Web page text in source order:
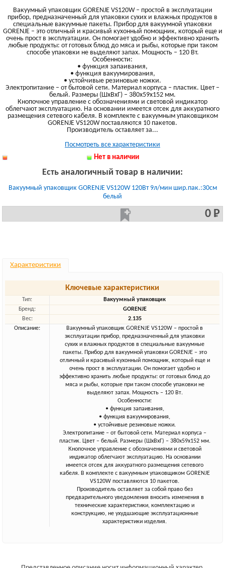
Вакуумный упаковщик GORENJE VS120W – простой в эксплуатации
прибор, предназначенный для упаковки сухих и влажных продуктов в
специальные вакуумные пакеты. Прибор для вакуумной упаковки
GORENJE – это отличный и красивый кухонный помощник, который еще и
очень прост в эксплуатации. Он помогает удобно и эффективно хранить
любые продукты: от готовых блюд до мяса и рыбы, которые при таком
способе упаковки не выделяют запах. Мощность – 120 Вт.
Особенности:
• функция запаивания,
• функция вакуумирования,
• устойчивые резиновые ножки.
Электропитание – от бытовой сети. Материал корпуса – пластик. Цвет –
белый. Размеры (ШхВхГ) – 380х59х152 мм.
Кнопочное управление с обозначениями и световой индикатор
облегчают эксплуатацию. На основании имеется отсек для аккуратного
размещения сетевого кабеля. В комплекте с вакуумным упаковщиком
GORENJE VS120W поставляются 10 пакетов.
Производитель оставляет за...
Посмотреть все характеристики
Нет в наличии
Есть аналогичный товар в наличии:
Вакуумный упаковщик GORENJE VS120W 120Вт 9л/мин шир.пак.:30см
белый
0 Р
Характеристики
Ключевые характеристики
Тип:
Вакуумный упаковщик
Бренд:
GORENJE
Вес:
2.135
Описание:
Вакуумный упаковщик GORENJE VS120W – простой в
эксплуатации прибор, предназначенный для упаковки
сухих и влажных продуктов в специальные вакуумные
пакеты. Прибор для вакуумной упаковки GORENJE – это
отличный и красивый кухонный помощник, который еще и
очень прост в эксплуатации. Он помогает удобно и
эффективно хранить любые продукты: от готовых блюд до
мяса и рыбы, которые при таком способе упаковки не
выделяют запах. Мощность – 120 Вт.
Особенности:
• функция запаивания,
• функция вакуумирования,
• устойчивые резиновые ножки.
Электропитание – от бытовой сети. Материал корпуса –
пластик. Цвет – белый. Размеры (ШхВхГ) – 380х59х152 мм.
Кнопочное управление с обозначениями и световой
индикатор облегчают эксплуатацию. На основании
имеется отсек для аккуратного размещения сетевого
кабеля. В комплекте с вакуумным упаковщиком GORENJE
VS120W поставляются 10 пакетов.
Производитель оставляет за собой право без
предварительного уведомления вносить изменения в
технические характеристики, комплектацию и
конструкцию, не ухудшающие эксплуатационные
характеристики изделия.